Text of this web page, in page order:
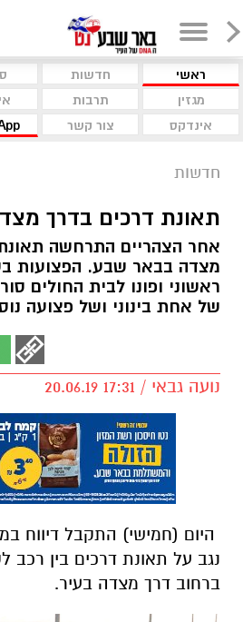
ראשי חדשות
מגזין
תרבות
אינדקס
צור קשר
חדשות
תאונת דרכים בדרך
אחר הצהריים התרחשה
מצדה בבאר שבע. הפצועות
ראשוני ופונו לבית החולים
של אחת בינוני ושל פצועה
נועה גבאי / 17:31 20.06.19
היום (חמישי) התקבל דיווח
נגב על תאונת דרכים בין רכב
ברחוב דרך מצדה בעיר.